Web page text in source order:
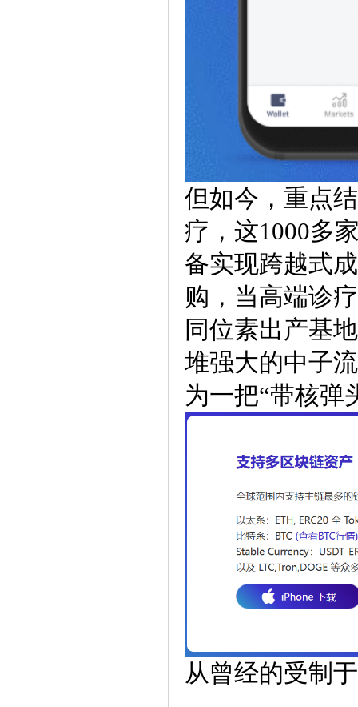
但如今，重点
疗，这1000多
备实现跨越式
购，当高端诊
同位素出产基
堆强大的中子
为一把“带核弹
从曾经的受制